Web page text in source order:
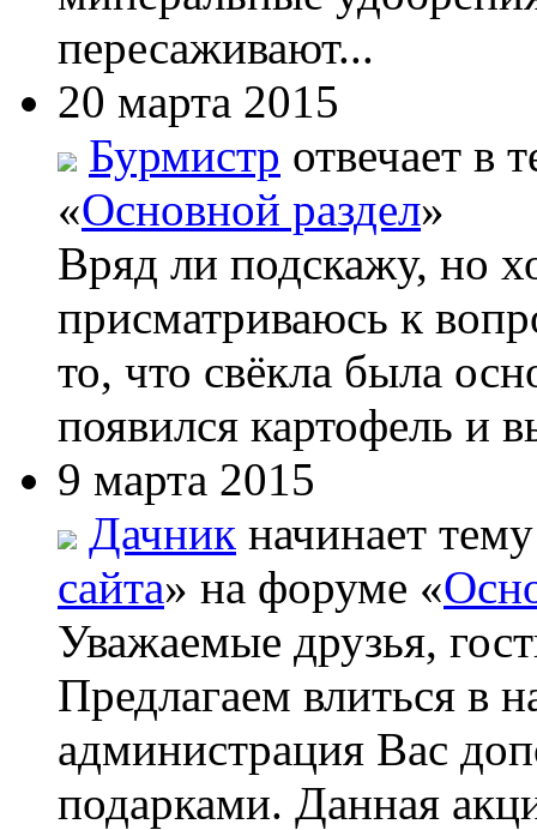
пересаживают...
20 марта 2015
Бурмистр отвечает в
«Основной раздел»
Вряд ли подскажу, но
присматриваюсь к
то, что свёкла была
появился картофель и
9 марта 2015
Дачник начинает
сайта» на форуме «
Уважаемые друзья,
Предлагаем влиться в
администрация Вас
подарками. Данная